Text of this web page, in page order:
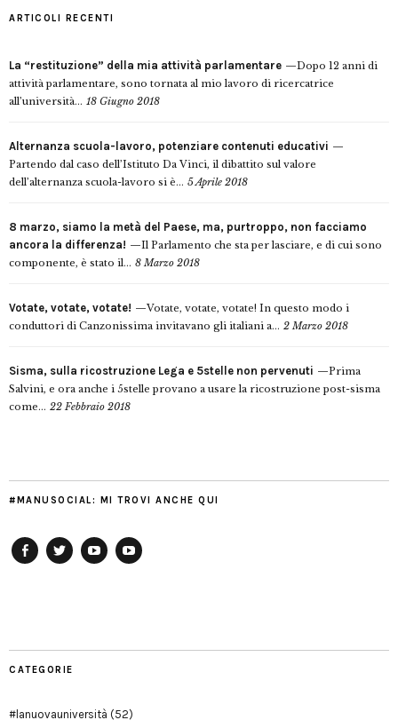
ARTICOLI RECENTI
La “restituzione” della mia attività parlamentare
Dopo 12 anni di
attività parlamentare, sono tornata al mio lavoro di ricercatrice
all’università... 18 Giugno 2018
Alternanza scuola-lavoro, potenziare contenuti educativi
Partendo dal caso dell’Istituto Da Vinci, il dibattito sul valore
dell’alternanza scuola-lavoro si è... 5 Aprile 2018
8 marzo, siamo la metà del Paese, ma, purtroppo, non facciamo
ancora la differenza!
Il Parlamento che sta per lasciare, e di cui sono
componente, è stato il... 8 Marzo 2018
Votate, votate, votate!
Votate, votate, votate! In questo modo i
conduttori di Canzonissima invitavano gli italiani a... 2 Marzo 2018
Sisma, sulla ricostruzione Lega e 5stelle non pervenuti
Prima
Salvini, e ora anche i 5stelle provano a usare la ricostruzione post-sisma
come... 22 Febbraio 2018
#MANUSOCIAL: MI TROVI ANCHE QUI
CATEGORIE
#lanuovauniversità (52)